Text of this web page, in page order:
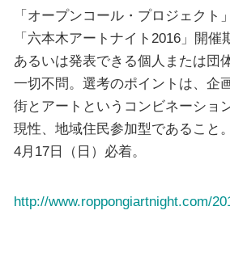
「オープンコール・プロジェクト
「六本木アートナイト2016」開
あるいは発表できる個人または団
一切不問。選考のポイントは、企
街とアートというコンビネーショ
現性、地域住民参加型であること
4月17日（日）必着。
http://www.roppongiartnight.com/